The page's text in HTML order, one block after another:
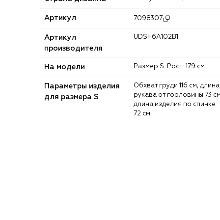
Артикул 7098307
Артикул
производителя
UDSH6A102B1
На модели Размер S. Рост: 179 см.
Параметры изделия
для размера S
Обхват груди 116 см, длина
рукава от горловины 73
длина изделия по спинке
72 см.